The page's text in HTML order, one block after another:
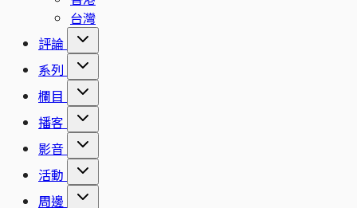
台灣
評論
系列
欄目
播客
影音
活動
周邊